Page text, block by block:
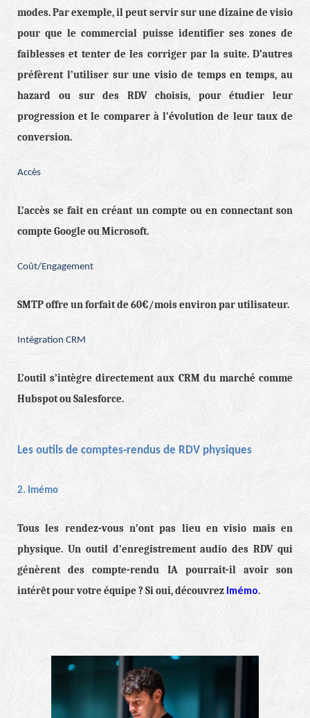
modes. Par exemple, il peut servir sur une dizaine de visio
pour que le commercial puisse identifier ses zones de
faiblesses et tenter de les corriger par la suite. D’autres
préfèrent l’utiliser sur une visio de temps en temps, au
hazard ou sur des RDV choisis, pour étudier leur
progression et le comparer à l’évolution de leur taux de
conversion.
Accès
L’accès se fait en créant un compte ou en connectant son
compte Google ou Microsoft.
Coût/Engagement
SMTP offre un forfait de 60€/mois environ par utilisateur.
Intégration CRM
L’outil s’intègre directement aux CRM du marché comme
Hubspot ou Salesforce.
Les outils de comptes-rendus de RDV physiques
2. Imémo
Tous les rendez-vous n’ont pas lieu en visio mais en
physique. Un outil d’enregistrement audio des RDV qui
génèrent des compte-rendu IA pourrait-il avoir son
intérêt pour votre équipe ? Si oui, découvrez Imémo.